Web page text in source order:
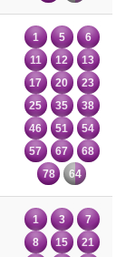
1 5
6
11
12
13
17
20
23
25
35
38
46
51
54
57
67
68
78
64
1 3
7
8
15
21